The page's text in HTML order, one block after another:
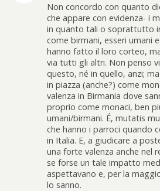
Non concordo con quanto
che appare con evidenza- i
in quanto tali o soprattutto
come birmani, esseri umani
hanno fatto il loro corteo,
via tutti gli altri. Non penso
questo, né in quello, anzi;
in piazza (anche?) come
valenza in Birmania dove
proprio come monaci, ben
umani/birmani. É, mutatis
che hanno i parroci quando
in Italia. E, a giudicare a
una forte valenza anche nel
se forse un tale impatto
aspettavano e, per la
lo sanno.